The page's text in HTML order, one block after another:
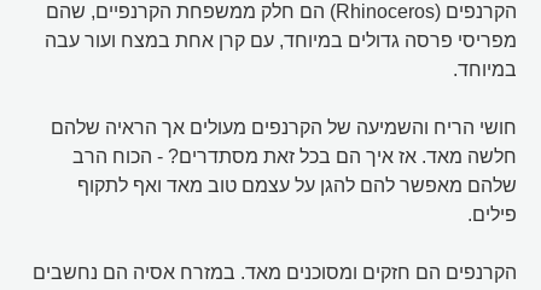
הקרנפים (Rhinoceros) הם חלק ממשפחת הקרנפיים, שהם
מפריסי פרסה גדולים במיוחד, עם קרן אחת במצח ועור עבה
במיוחד.
חושי הריח והשמיעה של הקרנפים מעולים אך הראיה שלהם
חלשה מאד. אז איך הם בכל זאת מסתדרים? - הכוח הרב
שלהם מאפשר להם להגן על עצמם טוב מאד ואף לתקוף
פילים.
הקרנפים הם חזקים ומסוכנים מאד. במזרח אסיה הם נחשבים